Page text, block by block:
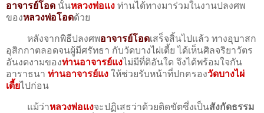
อาจารย์โอด นั้นหลวงพ่อแง ท่านได้ทางมาร่วมในงานปลงศพ
ของหลวงพ่อโอดด้วย
หลังจากพิธีปลงศพอาจารย์โอดเสร็จสิ้นไปแล้ว ทางอุบาสก
อุสิกกาตลอดจนผู้มีศรัทธา กับวัดบางไผ่เตี้ย ได้เห็นศิลจริยาวัตร
อันงดงามของท่านอาจารย์แงไม่มีที่ติอันใด จึงได้พร้อมใจกัน
อาราธนา ท่านอาจารย์แง ให้ช่วยรับหน้าที่ปกครองวัดบางไผ่
เตี้ยไปก่อน
แม้ว่าหลวงพ่อแงจะปฏิเสธว่าด้วยติดขัตซึ่งเป็นสังกัดธรรม